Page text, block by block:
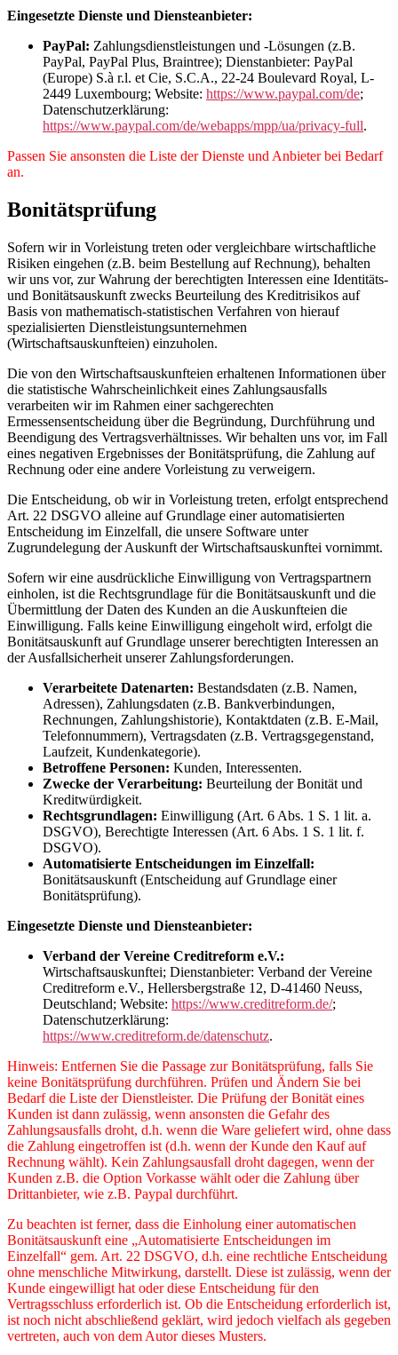
Eingesetzte Dienste und Diensteanbieter:
PayPal: Zahlungsdienstleistungen und -Lösungen (z.B.
PayPal, PayPal Plus, Braintree); Dienstanbieter: PayPal
(Europe) S.à r.l. et Cie, S.C.A., 22-24 Boulevard Royal, L-
2449 Luxembourg; Website: https://www.paypal.com/de;
Datenschutzerklärung:
https://www.paypal.com/de/webapps/mpp/ua/privacy-full.
Passen Sie ansonsten die Liste der Dienste und Anbieter bei Bedarf
an.
Bonitätsprüfung
Sofern wir in Vorleistung treten oder vergleichbare wirtschaftliche
Risiken eingehen (z.B. beim Bestellung auf Rechnung), behalten
wir uns vor, zur Wahrung der berechtigten Interessen eine Identitäts-
und Bonitätsauskunft zwecks Beurteilung des Kreditrisikos auf
Basis von mathematisch-statistischen Verfahren von hierauf
spezialisierten Dienstleistungsunternehmen
(Wirtschaftsauskunfteien) einzuholen.
Die von den Wirtschaftsauskunfteien erhaltenen Informationen über
die statistische Wahrscheinlichkeit eines Zahlungsausfalls
verarbeiten wir im Rahmen einer sachgerechten
Ermessensentscheidung über die Begründung, Durchführung und
Beendigung des Vertragsverhältnisses. Wir behalten uns vor, im Fall
eines negativen Ergebnisses der Bonitätsprüfung, die Zahlung auf
Rechnung oder eine andere Vorleistung zu verweigern.
Die Entscheidung, ob wir in Vorleistung treten, erfolgt entsprechend
Art. 22 DSGVO alleine auf Grundlage einer automatisierten
Entscheidung im Einzelfall, die unsere Software unter
Zugrundelegung der Auskunft der Wirtschaftsauskunftei vornimmt.
Sofern wir eine ausdrückliche Einwilligung von Vertragspartnern
einholen, ist die Rechtsgrundlage für die Bonitätsauskunft und die
Übermittlung der Daten des Kunden an die Auskunfteien die
Einwilligung. Falls keine Einwilligung eingeholt wird, erfolgt die
Bonitätsauskunft auf Grundlage unserer berechtigten Interessen an
der Ausfallsicherheit unserer Zahlungsforderungen.
Verarbeitete Datenarten: Bestandsdaten (z.B. Namen,
Adressen), Zahlungsdaten (z.B. Bankverbindungen,
Rechnungen, Zahlungshistorie), Kontaktdaten (z.B. E-Mail,
Telefonnummern), Vertragsdaten (z.B. Vertragsgegenstand,
Laufzeit, Kundenkategorie).
Betroffene Personen: Kunden, Interessenten.
Zwecke der Verarbeitung: Beurteilung der Bonität und
Kreditwürdigkeit.
Rechtsgrundlagen: Einwilligung (Art. 6 Abs. 1 S. 1 lit. a.
DSGVO), Berechtigte Interessen (Art. 6 Abs. 1 S. 1 lit. f.
DSGVO).
Automatisierte Entscheidungen im Einzelfall:
Bonitätsauskunft (Entscheidung auf Grundlage einer
Bonitätsprüfung).
Eingesetzte Dienste und Diensteanbieter:
Verband der Vereine Creditreform e.V.:
Wirtschaftsauskunftei; Dienstanbieter: Verband der Vereine
Creditreform e.V., Hellersbergstraße 12, D-41460 Neuss,
Deutschland; Website: https://www.creditreform.de/;
Datenschutzerklärung:
https://www.creditreform.de/datenschutz.
Hinweis: Entfernen Sie die Passage zur Bonitätsprüfung, falls Sie
keine Bonitätsprüfung durchführen. Prüfen und Ändern Sie bei
Bedarf die Liste der Dienstleister. Die Prüfung der Bonität eines
Kunden ist dann zulässig, wenn ansonsten die Gefahr des
Zahlungsausfalls droht, d.h. wenn die Ware geliefert wird, ohne dass
die Zahlung eingetroffen ist (d.h. wenn der Kunde den Kauf auf
Rechnung wählt). Kein Zahlungsausfall droht dagegen, wenn der
Kunden z.B. die Option Vorkasse wählt oder die Zahlung über
Drittanbieter, wie z.B. Paypal durchführt.
Zu beachten ist ferner, dass die Einholung einer automatischen
Bonitätsauskunft eine „Automatisierte Entscheidungen im
Einzelfall“ gem. Art. 22 DSGVO, d.h. eine rechtliche Entscheidung
ohne menschliche Mitwirkung, darstellt. Diese ist zulässig, wenn der
Kunde eingewilligt hat oder diese Entscheidung für den
Vertragsschluss erforderlich ist. Ob die Entscheidung erforderlich ist,
ist noch nicht abschließend geklärt, wird jedoch vielfach als gegeben
vertreten, auch von dem Autor dieses Musters.